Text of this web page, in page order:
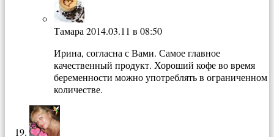
Тамара 2014.03.11 в 08:50
Ирина, согласна с Вами. Самое главное
качественный продукт. Хороший кофе во время
беременности можно употреблять в ограниченном
количестве.